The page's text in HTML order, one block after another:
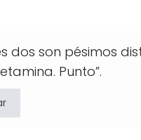
dos son pésimos
Punto”.